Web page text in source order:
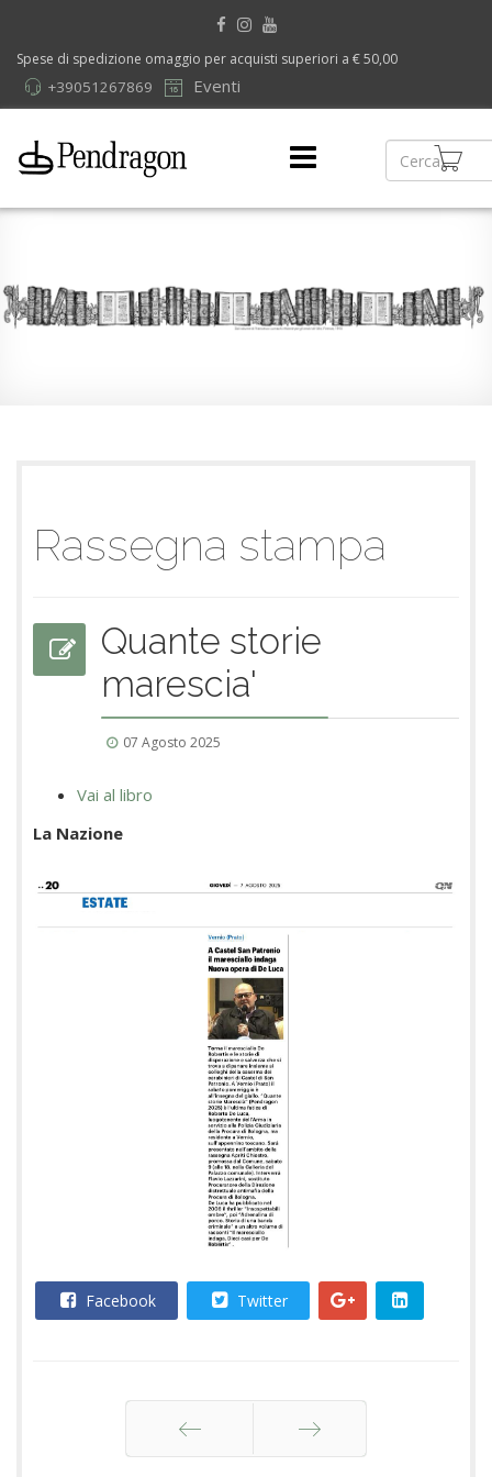
Spese di spedizione omaggio per acquisti superiori a € 50,00
Eventi
+39051267869
Rassegna stampa
Quante storie
marescia'
07 Agosto 2025
Vai al libro
La Nazione
Facebook Twitter